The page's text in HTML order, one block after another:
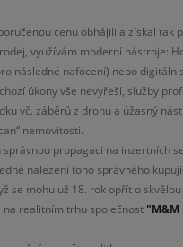
cenu obhájili a získal tak
využívám moderní nástroje:
následné nafocení) nebo digitáln
úkony vše nevyřeší, služby
vč. záběrů z dronu a úžasný
nemovitosti.
správnou propagaci na inzertních
nalezení toho správného
se mohu už 18. rok opřít o
na realitním trhu společnost